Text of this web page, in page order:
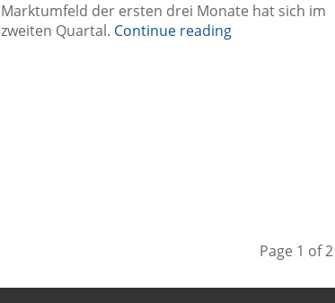
Marktumfeld der ersten drei Monate hat sich im
zweiten Quartal. Continue reading
Page 1 of 2